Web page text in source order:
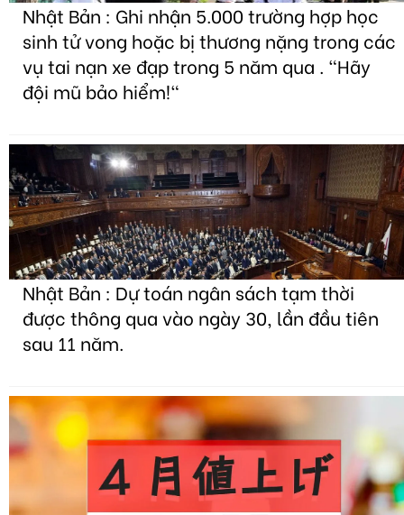
Nhật Bản : Ghi nhận 5.000 trường hợp học
sinh tử vong hoặc bị thương nặng trong các
vụ tai nạn xe đạp trong 5 năm qua . "Hãy
đội mũ bảo hiểm!"
Nhật Bản : Dự toán ngân sách tạm thời
được thông qua vào ngày 30, lần đầu tiên
sau 11 năm.